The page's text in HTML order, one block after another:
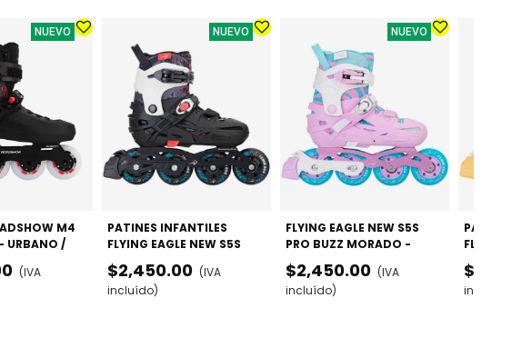
NUEVO
M4
URBANO /
(IVA
NUEVO
PATINES INFANTILES
FLYING EAGLE NEW S5S
PRO BUZZ NEGRO -
AJUSTABLES GAMA ALTA
$2,450.00 (IVA
incluído)
NUEVO
FLYING EAGLE NEW S5S
PRO BUZZ MORADO -
AJUSTABLES GAMA ALTA
$2,450.00 (IVA
incluído)
PATINES
FLYING
PRO BUZZ
incluído)